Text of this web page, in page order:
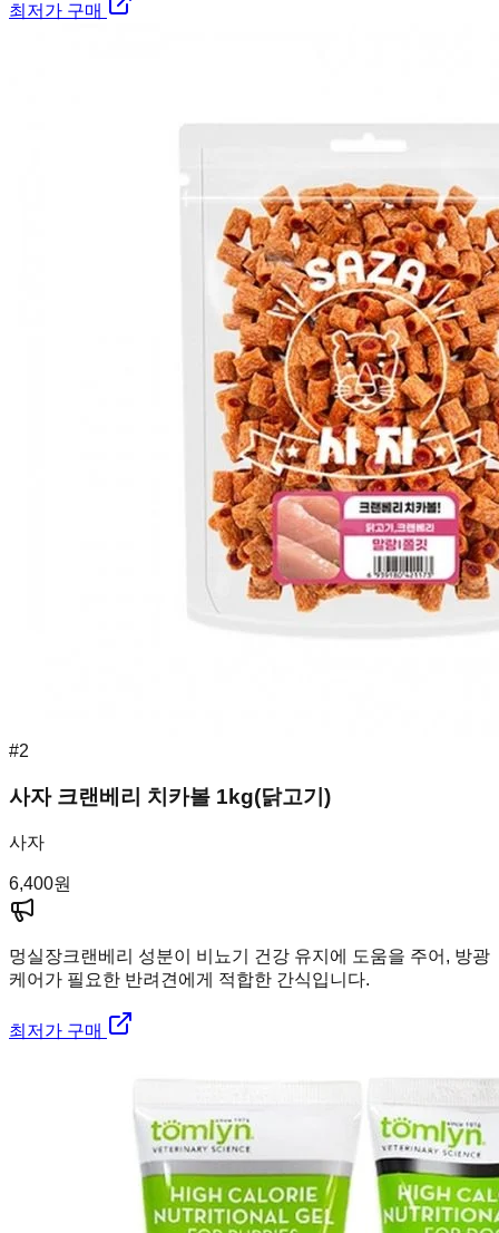
최저가 구매
#2
사자 크랜베리 치카볼 1kg(닭고기)
사자
6,400원
멍실장크랜베리 성분이 비뇨기 건강 유지에 도움을 주어, 방광
케어가 필요한 반려견에게 적합한 간식입니다.
최저가 구매